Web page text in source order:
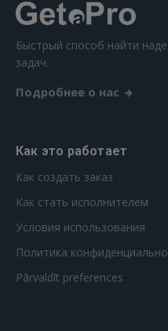
Быстрый способ найти
задач.
Подробнее о нас
Как это работает
Как создать заказ
Как стать исполнителем
Условия использования
Политика
Pārvaldīt preferences